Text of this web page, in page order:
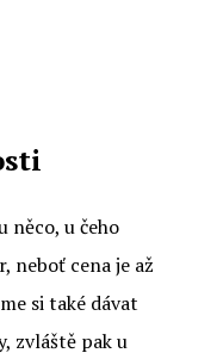
něco, u čeho
neboť cena je až
si také dávat
zvláště pak u